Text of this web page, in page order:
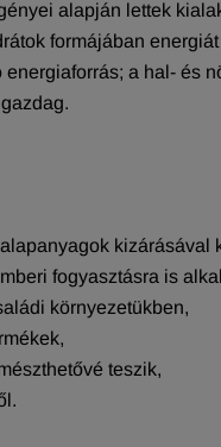
alapján lettek
formájában
a hal- és
kizárásával
fogyasztásra is
környezetükben,
teszik,